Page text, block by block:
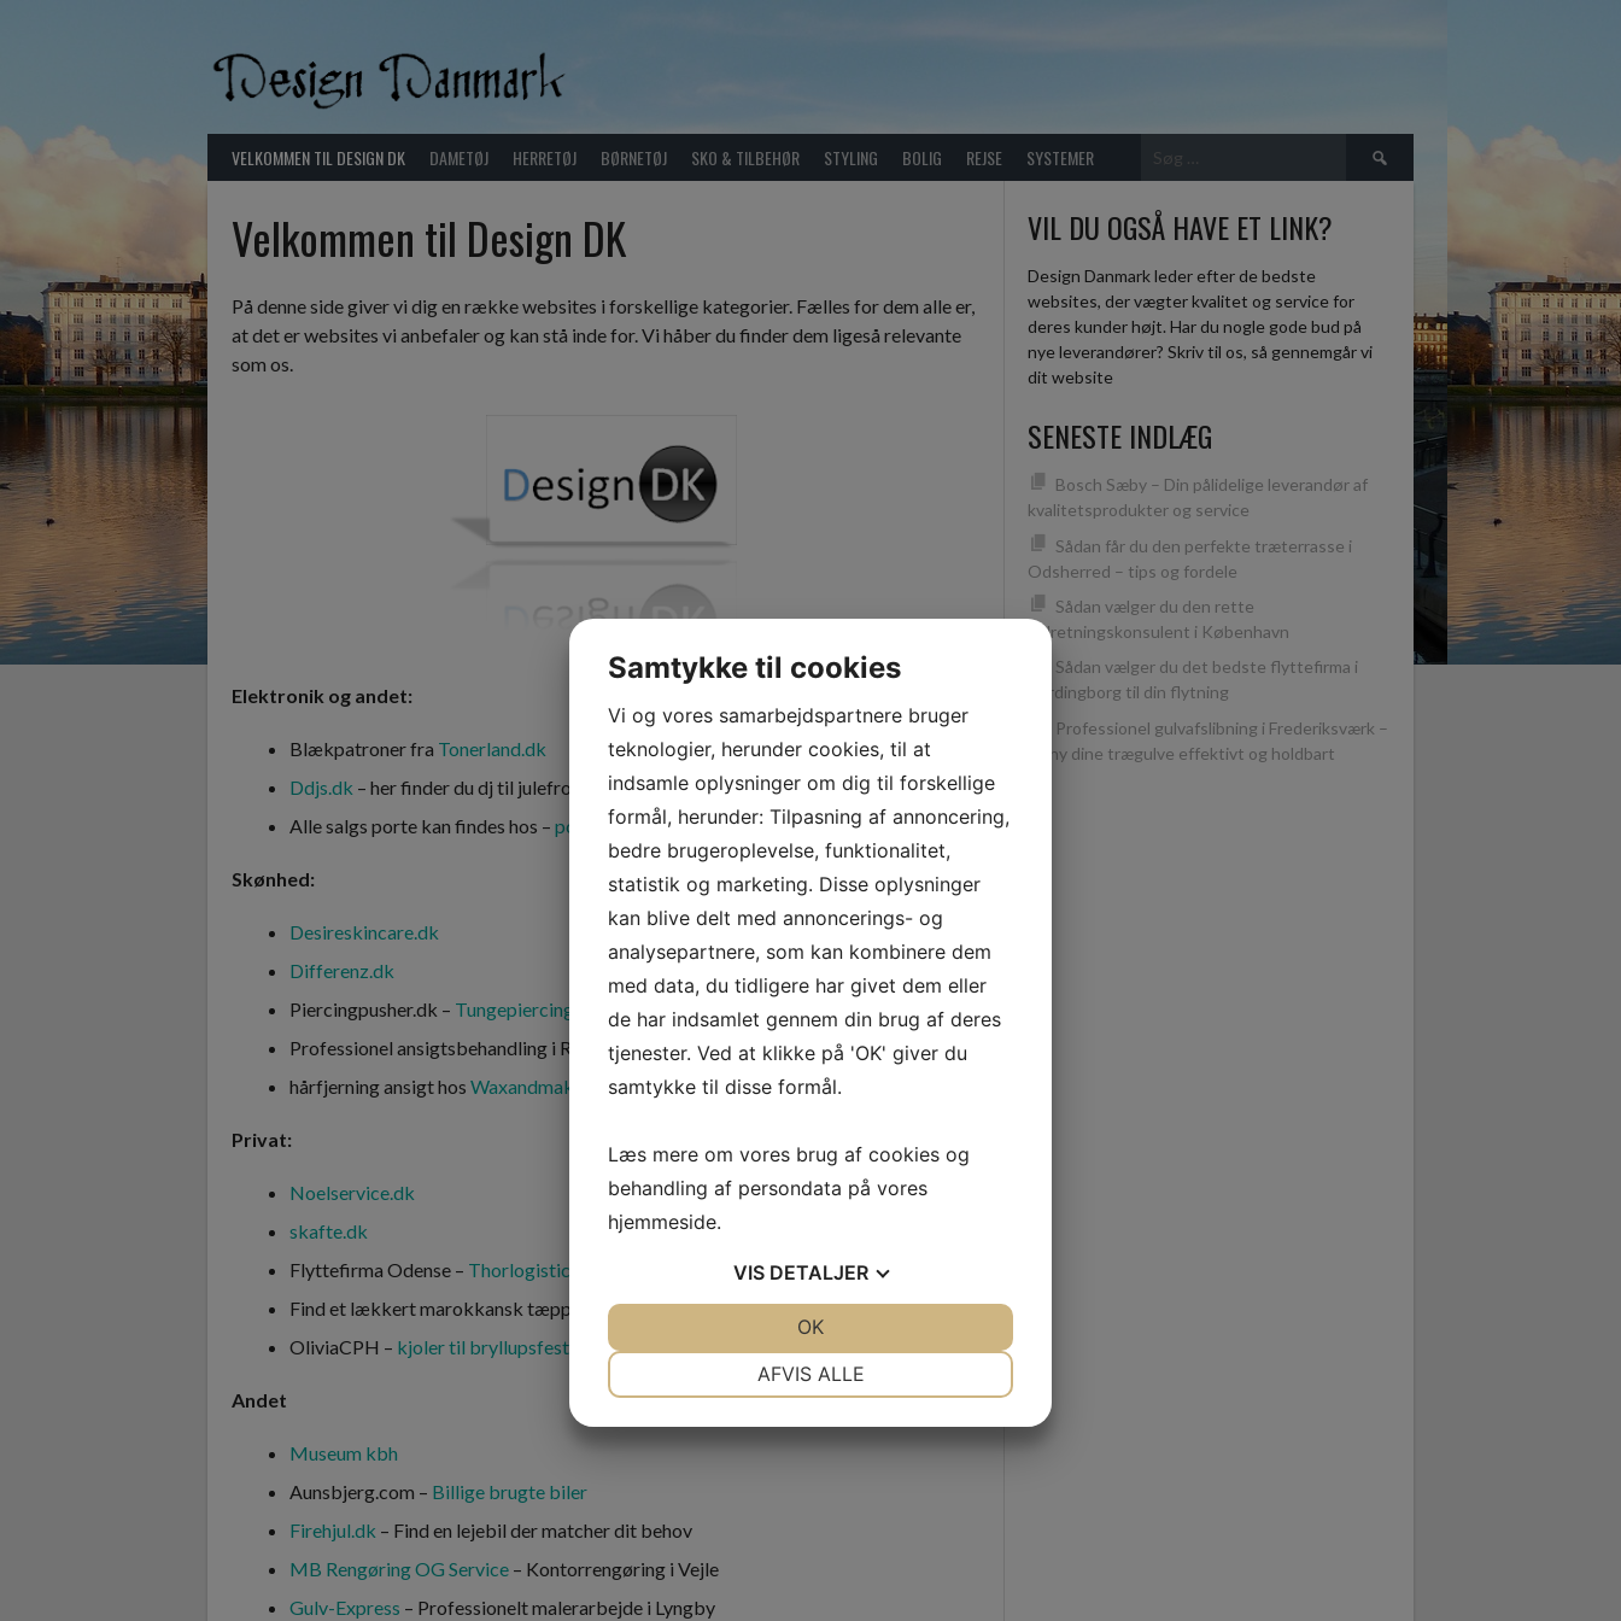
VELKOMMEN TIL DESIGN DK DAMETØJ HERRETØJ BØRNETØJ SKO & TILBEHØR STYLING BOLIG REJSE SYSTEMER
Søg
efter:
Velkommen til Design DK
På denne side giver vi dig en række websites i forskellige kategorier. Fælles for dem alle er,
at det er websites vi anbefaler og kan stå inde for. Vi håber du finder dem ligeså relevante
som os.
Elektronik og andet:
Blækpatroner fra Tonerland.dk
Ddjs.dk – her finder du dj til julefrokost
Alle salgs porte kan findes hos – portfirma Valport
Skønhed:
Desireskincare.dk
Differenz.dk
Piercingpusher.dk – Tungepiercinger
Professionel ansigtsbehandling i Rødovre –Beautyart
hårfjerning ansigt hos Waxandmakeup
Privat:
Noelservice.dk
skafte.dk
Flyttefirma Odense – Thorlogistics.dk
Find et lækkert marokkansk tæppe –
Marokkodesign
OliviaCPH – kjoler til bryllupsfest
Andet
Museum kbh
Aunsbjerg.com – Billige brugte biler
Firehjul.dk – Find en lejebil der matcher dit behov
MB Rengøring OG Service – Kontorrengøring i Vejle
Gulv-Express – Professionelt malerarbejde i Lyngby
VIL DU OGSÅ HAVE ET LINK?
Design Danmark leder efter de bedste
websites, der vægter kvalitet og service for
deres kunder højt. Har du nogle gode bud på
nye leverandører? Skriv til os, så gennemgår vi
dit website
SENESTE INDLÆG
Bosch Sæby – Din pålidelige leverandør af
kvalitetsprodukter og service
Sådan får du den perfekte træterrasse i
Odsherred – tips og fordele
Sådan vælger du den rette
indretningskonsulent i København
Sådan vælger du det bedste flyttefirma i
Vordingborg til din flytning
Professionel gulvafslibning i Frederiksværk –
forny dine trægulve effektivt og holdbart
Samtykke til cookies
Vi og vores samarbejdspartnere bruger
teknologier, herunder cookies, til at
indsamle oplysninger om dig til forskellige
formål, herunder: Tilpasning af annoncering,
bedre brugeroplevelse, funktionalitet,
statistik og marketing. Disse oplysninger
kan blive delt med annoncerings- og
analysepartnere, som kan kombinere dem
med data, du tidligere har givet dem eller
de har indsamlet gennem din brug af deres
tjenester. Ved at klikke på 'OK' giver du
samtykke til disse formål.
Læs mere om vores brug af cookies og
behandling af persondata på vores
hjemmeside.
VIS DETALJER
AFVIS ALLE
OK